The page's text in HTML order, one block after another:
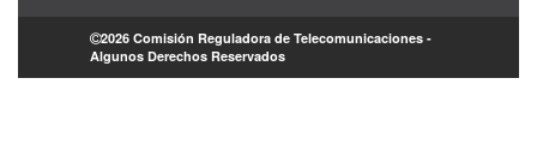
2026 Comisión Reguladora de Telecomunicaciones -
Algunos Derechos Reservados